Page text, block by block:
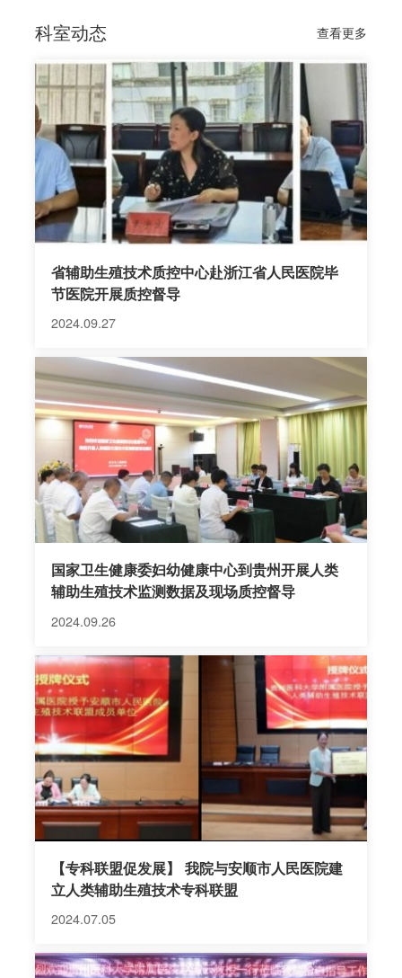
创建“贵州省医学会生殖与遗传分会”并获优秀专科分
年、2019年、2020年、2021年《中国医院及专科声
誉排行榜》中，我中心连续五年专科排名位列西南第
五，贵州省第一。2017年、2018年、2019年、2020
年及2021年连续五年获医院内--“医院建设突出贡
献”、“专科建设三等奖”等嘉奖。2021年获批国家妇产
疾病临床医学研究中心贵州省分中心，2022年7月获
批贵州省辅助生殖技术质控中心，获2022年度省级临
科室动态 查看更多
省辅助生殖技术质控中心赴浙江省人民医院毕
节医院开展质控督导
2024.09.27
国家卫生健康委妇幼健康中心到贵州开展人类
辅助生殖技术监测数据及现场质控督导
2024.09.26
【专科联盟促发展】 我院与安顺市人民医院建
立人类辅助生殖技术专科联盟
2024.07.05